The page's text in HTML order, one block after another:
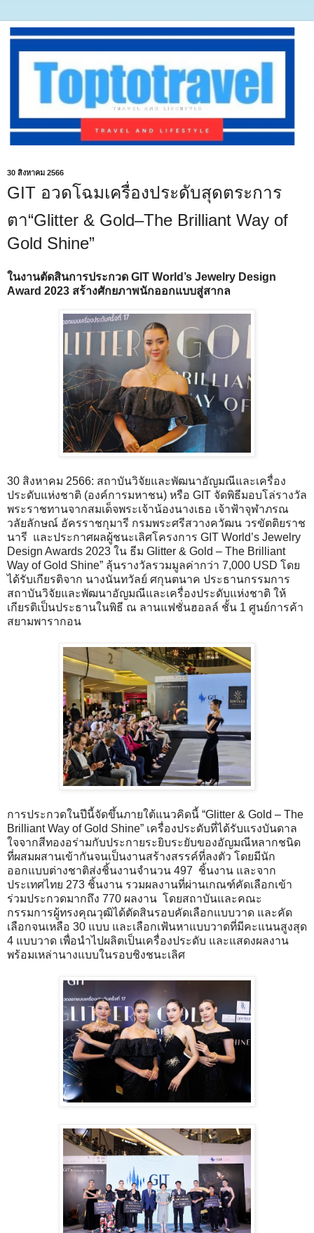
30 สิงหาคม 2566
GIT อวดโฉมเครื่องประดับสุดตระการ
ตา“Glitter & Gold–The Brilliant Way of
Gold Shine”
ในงานตัดสินการประกวด GIT World’s Jewelry Design
Award 2023 สร้างศักยภาพนักออกแบบสู่สากล
30 สิงหาคม 2566: สถาบันวิจัยและพัฒนาอัญมณีและเครื่อง
ประดับแห่งชาติ (องค์การมหาชน) หรือ GIT จัดพิธีมอบโล่รางวัล
พระราชทานจากสมเด็จพระเจ้าน้องนางเธอ เจ้าฟ้าจุฬาภรณ
วลัยลักษณ์ อัครราชกุมารี กรมพระศรีสวางควัฒน วรขัตติยราช
นารี และประกาศผลผู้ชนะเลิศโครงการ GIT World’s Jewelry
Design Awards 2023 ใน ธีม Glitter & Gold – The Brilliant
Way of Gold Shine” ลุ้นรางวัลรวมมูลค่ากว่า 7,000 USD โดย
ได้รับเกียรติจาก นางนันทวัลย์ ศกุนตนาค ประธานกรรมการ
สถาบันวิจัยและพัฒนาอัญมณีและเครื่องประดับแห่งชาติ ให้
เกียรติเป็นประธานในพิธี ณ ลานแฟชั่นฮอลล์ ชั้น 1 ศูนย์การค้า
สยามพารากอน
การประกวดในปีนี้จัดขึ้นภายใต้แนวคิดนี้ “Glitter & Gold – The
Brilliant Way of Gold Shine” เครื่องประดับที่ได้รับแรงบันดาล
ใจจากสีทองอร่ามกับประกายระยิบระยับของอัญมณีหลากชนิด
ที่ผสมผสานเข้ากันจนเป็นงานสร้างสรรค์ที่ลงตัว โดยมีนัก
ออกแบบต่างชาติส่งชิ้นงานจำนวน 497 ชิ้นงาน และจาก
ประเทศไทย 273 ชิ้นงาน รวมผลงานที่ผ่านเกณฑ์คัดเลือกเข้า
ร่วมประกวดมากถึง 770 ผลงาน โดยสถาบันและคณะ
กรรมการผู้ทรงคุณวุฒิได้ตัดสินรอบคัดเลือกแบบวาด และคัด
เลือกจนเหลือ 30 แบบ และเลือกเฟ้นหาแบบวาดที่มีคะแนนสูงสุด
4 แบบวาด เพื่อนำไปผลิตเป็นเครื่องประดับ และแสดงผลงาน
พร้อมเหล่านางแบบในรอบชิงชนะเลิศ